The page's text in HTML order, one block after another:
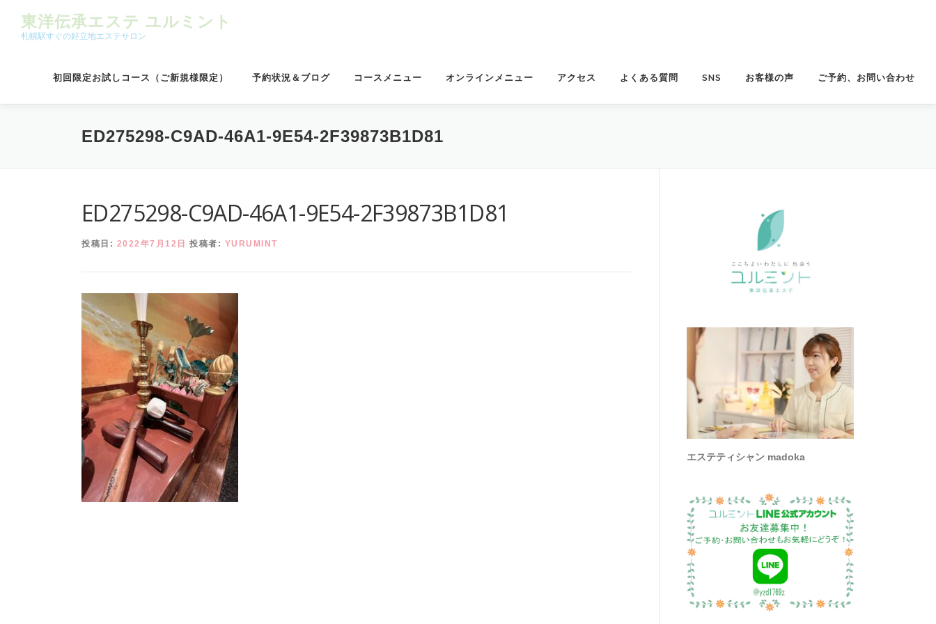
東洋伝承エステ ユルミント
札幌駅すぐの好立地エステサロン
初回限定お試しコース（ご新規様限定） 予約状況＆ブログ コースメニュー オンラインメニュー アクセス よくある質問 SNS お客様の声 ご予約、お問い合わせ
ED275298-C9AD-46A1-9E54-2F39873B1D81
ED275298-C9AD-46A1-9E54-2F39873B1D81
投稿日: 2022年7月12日 投稿者: YURUMINT
エステティシャン madoka